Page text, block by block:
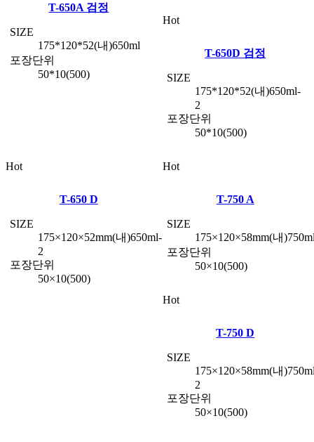
T-650A 검정
SIZE
175*120*52(내)650ml
포장단위
50*10(500)
Hot
T-650D 검정
SIZE
175*120*52(내)650ml-
2
포장단위
50*10(500)
Hot
T-650 D
SIZE
175×120×52mm(내)650ml-
2
포장단위
50×10(500)
Hot
T-750 A
SIZE
175×120×58mm(내
포장단위
50×10(500)
Hot
T-750 D
SIZE
175×120×58mm(내
2
포장단위
50×10(500)